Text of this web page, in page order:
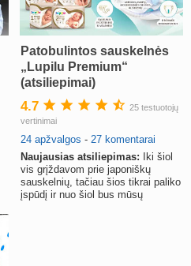
Patobulintos sauskelnės
„Lupilu Premium“
(atsiliepimai)
4.7
25 testuotojų
vertinimai
24 apžvalgos - 27 komentarai
Naujausias atsiliepimas: Iki šiol
vis grįždavom prie japoniškų
sauskelnių, tačiau šios tikrai paliko
įspūdį ir nuo šiol bus mūsų